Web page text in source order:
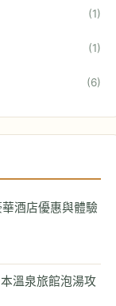
(1)
(1)
(6)
酒店優惠與體驗
溫泉旅館泡湯攻